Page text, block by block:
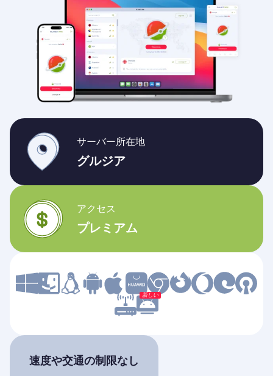
サーバー所在地
グルジア
アクセス
プレミアム
新しい
速度や交通の制限なし